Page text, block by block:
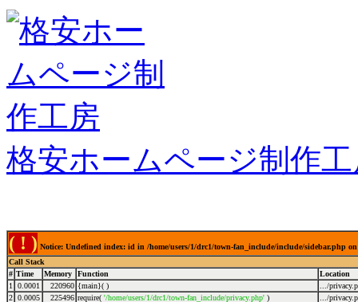
格安ホームページ制作
( ! ) Notice: Undefined index: id in /home/users/1/drc1/town-fan_include/include/sidebar.php
Call Stack
# Time Memory Function
Location
1
0.0001 220960 {main}( )
.../
2 0.0005 225496 require( '/home/users/1/drc1/town-fan_include/privacy.php' ) .../